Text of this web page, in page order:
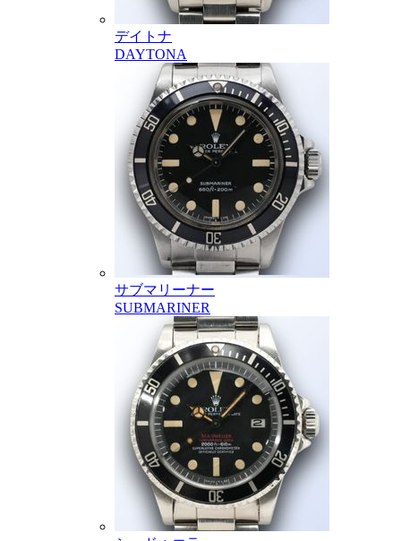
デイトナ
DAYTONA
サブマリーナー
SUBMARINER